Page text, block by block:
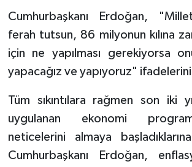
Cumhurbaşkanı Erdoğan,
ferah tutsun, 86 milyonun kılına
için ne yapılması gerekiyorsa
yapacağız ve yapıyoruz" ifadelerini
Tüm sıkıntılara rağmen son iki
uygulanan ekonomi
neticelerini almaya
Cumhurbaşkanı Erdoğan,